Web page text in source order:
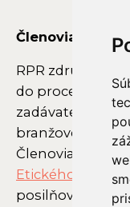
Členovia RPR
RPR združuje
do procesu
zadávateľov
branžové
Členovia RPR
Etického
posilňovaniu